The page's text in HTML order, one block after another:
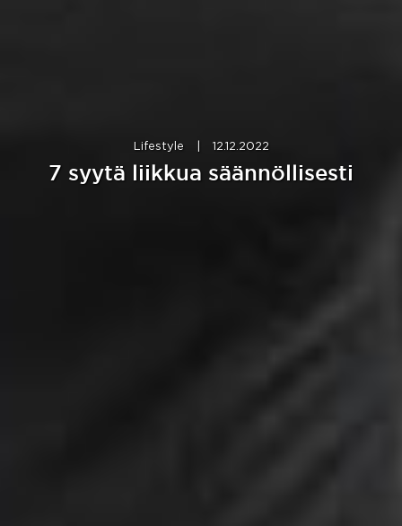
Lifestyle 12.12.2022
7 syytä liikkua säännöllisesti